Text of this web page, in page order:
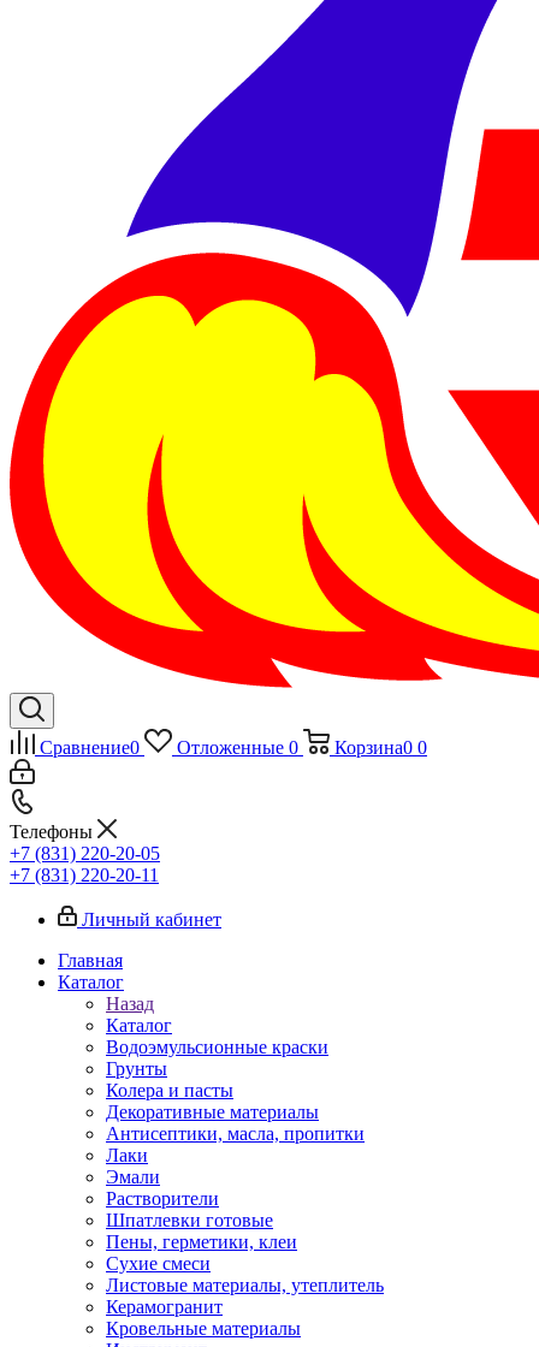
Сравнение0 Отложенные 0 Корзина0 0
Телефоны
+7 (831) 220-20-05
+7 (831) 220-20-11
Личный кабинет
Главная
Каталог
Назад
Каталог
Водоэмульсионные краски
Грунты
Колера и пасты
Декоративные материалы
Антисептики, масла, пропитки
Лаки
Эмали
Растворители
Шпатлевки готовые
Пены, герметики, клеи
Сухие смеси
Листовые материалы, утеплитель
Керамогранит
Кровельные материалы